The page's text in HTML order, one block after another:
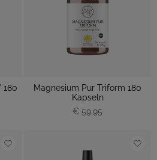
180
Magnesium Pur Triform 180
Kapseln
€ 59,95